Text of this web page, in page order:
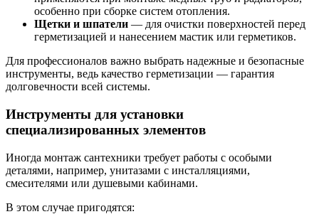
особенно при сборке систем отопления.
Щетки и шпатели — для очистки поверхностей перед
герметизацией и нанесением мастик или герметиков.
Для профессионалов важно выбрать надежные и безопасные
инструменты, ведь качество герметизации — гарантия
долговечности всей системы.
Инструменты для установки
специализированных элементов
Иногда монтаж сантехники требует работы с особыми
деталями, например, унитазами с инсталляциями,
смесителями или душевыми кабинами.
В этом случае пригодятся: